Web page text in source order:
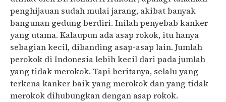
penghijauan sudah mulai jarang, akibat banyak
bangunan gedung berdiri. Inilah penyebab kanker
yang utama. Kalaupun ada asap rokok, itu hanya
sebagian kecil, dibanding asap-asap lain. Jumlah
perokok di Indonesia lebih kecil dari pada jumlah
yang tidak merokok. Tapi beritanya, selalu yang
terkena kanker baik yang merokok dan yang tidak
merokok dihubungkan dengan asap rokok.